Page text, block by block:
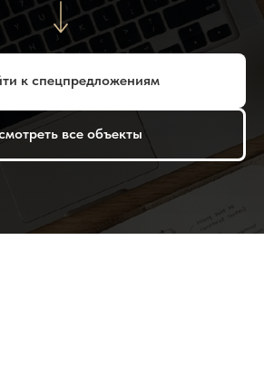
к спецпредложениям
все объекты